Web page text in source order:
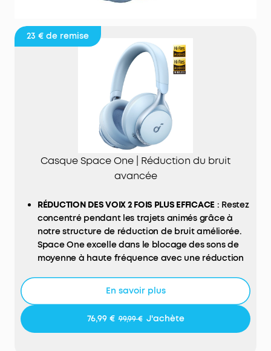
23 € de remise
Casque Space One | Réduction du bruit
avancée
RÉDUCTION DES VOIX 2 FOIS PLUS EFFICACE : Restez
concentré pendant les trajets animés grâce à
notre structure de réduction de bruit améliorée.
Space One excelle dans le blocage des sons de
moyenne à haute fréquence avec une réduction
casque soundcore Life Q30.
: la réduction
adaptative du bruit détecte les sons externes et
En savoir plus
76,99 € 99,99 € J'achète